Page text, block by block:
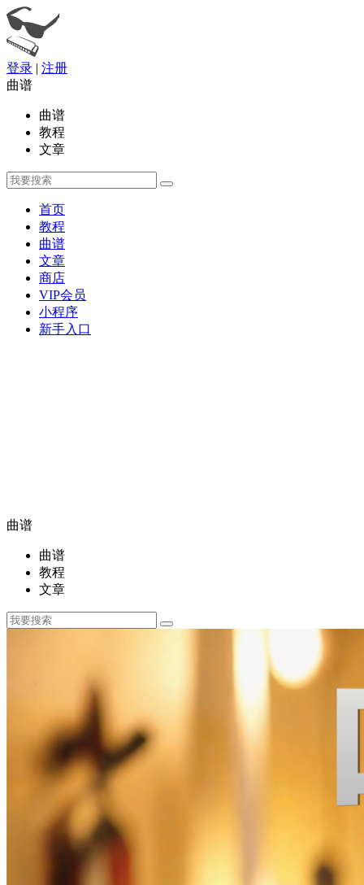
登录 | 注册
曲谱
曲谱
教程
文章
首页
教程
曲谱
文章
商店
VIP会员
小程序
新手入口
曲谱
曲谱
教程
文章